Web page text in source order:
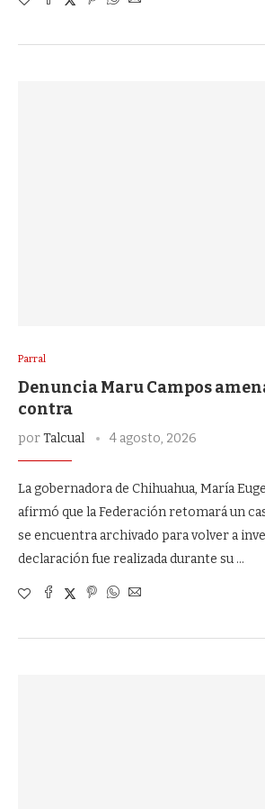
Parral
Denuncia Maru Campos
contra
porTalcual 4 agosto, 2026
La gobernadora de Chihuahua, María
afirmó que la Federación retomará un
se encuentra archivado para volver a
declaración fue realizada durante su …